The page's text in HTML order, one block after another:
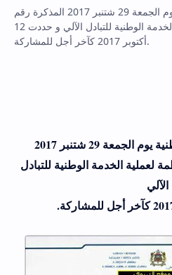
أصدرت وزارة التربية الوطنية يوم الجمعة 29 شتنبر 2017 المذكرة رقم
17* 101 المنظمة لعملية الخدمة الوطنية للتبادل الآلي و حددت 12
أكتوبر 2017 كآخر أجل للمشاركة.
29 شتنبر 2017
17* 101 المنظمة لعملية الخدمة الوطنية للتبادل
الآلي